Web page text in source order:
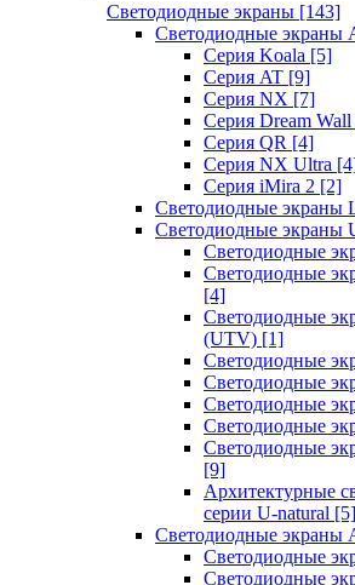
Светодиодные экраны [143]
Светодиодные экраны
Cерия Koala [5]
Серия AT [9]
Серия NX [7]
Серия Dream Wall
Серия QR [4]
Серия NX Ultra
Серия iMira 2 [2]
Светодиодные экраны
Светодиодные экраны
Светодиодные
Светодиодные
[4]
Светодиодные
(UTV) [1]
Светодиодные
Светодиодные
Светодиодные
Светодиодные
Светодиодные
[9]
Архитектурные
серии U-natural [5]
Светодиодные экраны
Светодиодные
Светодиодные